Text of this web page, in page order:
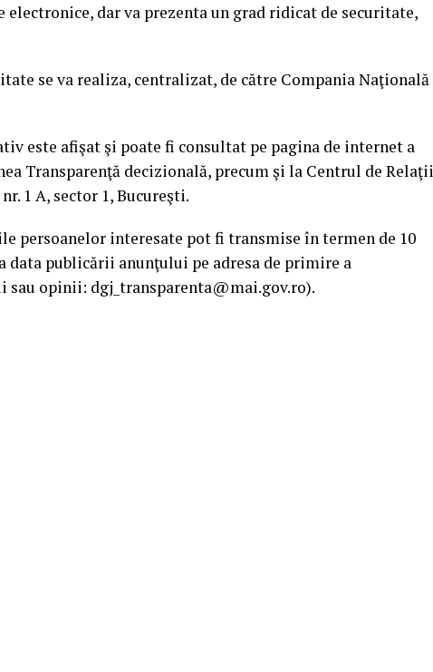
electronice, dar va prezenta un grad ridicat de securitate,
se va realiza, centralizat, de către Compania Naţională
este afişat şi poate fi consultat pe pagina de internet a
Transparenţă decizională, precum şi la Centrul de Relaţii
1 A, sector 1, Bucureşti.
persoanelor interesate pot fi transmise în termen de 10
data publicării anunţului pe adresa de primire a
sau opinii: dgj_transparenta@mai.gov.ro).